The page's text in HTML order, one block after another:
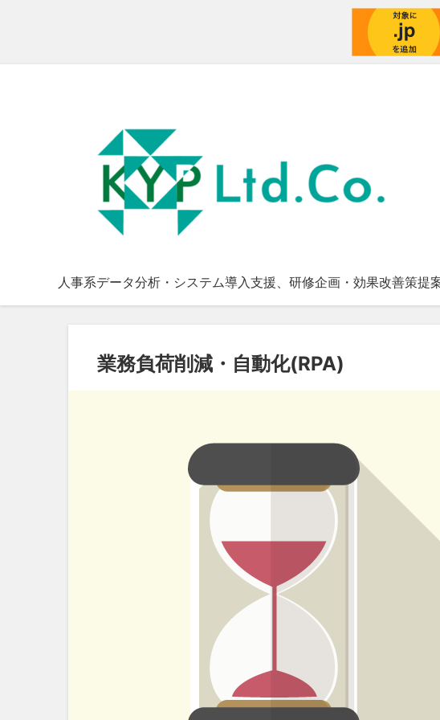
人事系データ分析・システム導入支援、研修企画・効果改善策提
業務負荷削減・自動化(RPA)